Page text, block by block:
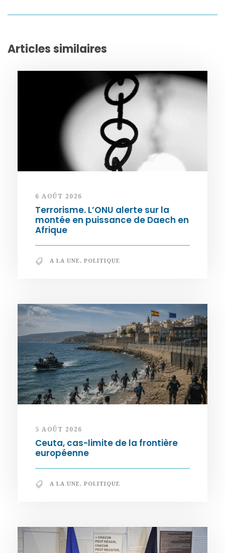
Articles similaires
6 AOÛT 2026
Terrorisme. L’ONU alerte sur la
montée en puissance de Daech en
Afrique
A LA UNE, POLITIQUE
5 AOÛT 2026
Ceuta, cas-limite de la frontière
européenne
A LA UNE, POLITIQUE